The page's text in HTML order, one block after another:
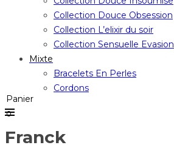
Collection Douce Obsession
Collection L’elixir du soir
Collection Sensuelle Evasion
Mixte
Bracelets En Perles
Cordons
Panier
0
Franck